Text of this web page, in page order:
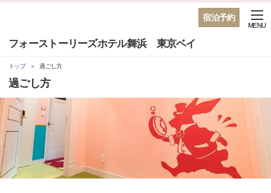
宿泊予約
フォーストーリーズホテル舞浜 東京ベイ
MENU
トップ 過ごし方
過ごし方